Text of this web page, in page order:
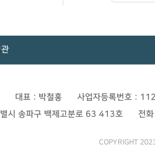
대표 : 박철홍 사업자등록번호 :
시 송파구 백제고분로 63 413호
전
COPYRIGHT